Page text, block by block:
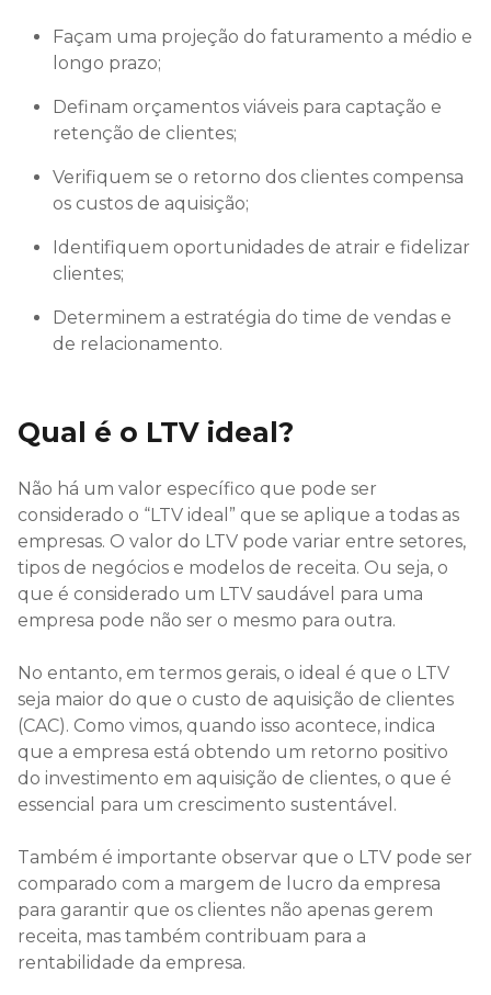
Façam uma projeção do faturamento a médio e
longo prazo;
Definam orçamentos viáveis para captação e
retenção de clientes;
Verifiquem se o retorno dos clientes compensa
os custos de aquisição;
Identifiquem oportunidades de atrair e fidelizar
clientes;
Determinem a estratégia do time de vendas e
de relacionamento.
Qual é o LTV ideal?
Não há um valor específico que pode ser
considerado o “LTV ideal” que se aplique a todas as
empresas. O valor do LTV pode variar entre setores,
tipos de negócios e modelos de receita. Ou seja, o
que é considerado um LTV saudável para uma
empresa pode não ser o mesmo para outra.
No entanto, em termos gerais, o ideal é que o LTV
seja maior do que o custo de aquisição de clientes
(CAC). Como vimos, quando isso acontece, indica
que a empresa está obtendo um retorno positivo
do investimento em aquisição de clientes, o que é
essencial para um crescimento sustentável.
Também é importante observar que o LTV pode ser
comparado com a margem de lucro da empresa
para garantir que os clientes não apenas gerem
receita, mas também contribuam para a
rentabilidade da empresa.